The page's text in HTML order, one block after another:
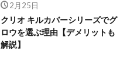
2月25日
クリオ キルカバーシリーズでグ
ロウを選ぶ理由【デメリットも
解説】